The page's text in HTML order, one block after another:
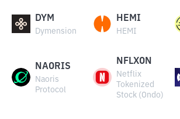
DYM
Dymension
HEMI
HEMI
NAORIS
Naoris
Protocol
NFLXON
Netflix
Tokenized
Stock (Ondo)